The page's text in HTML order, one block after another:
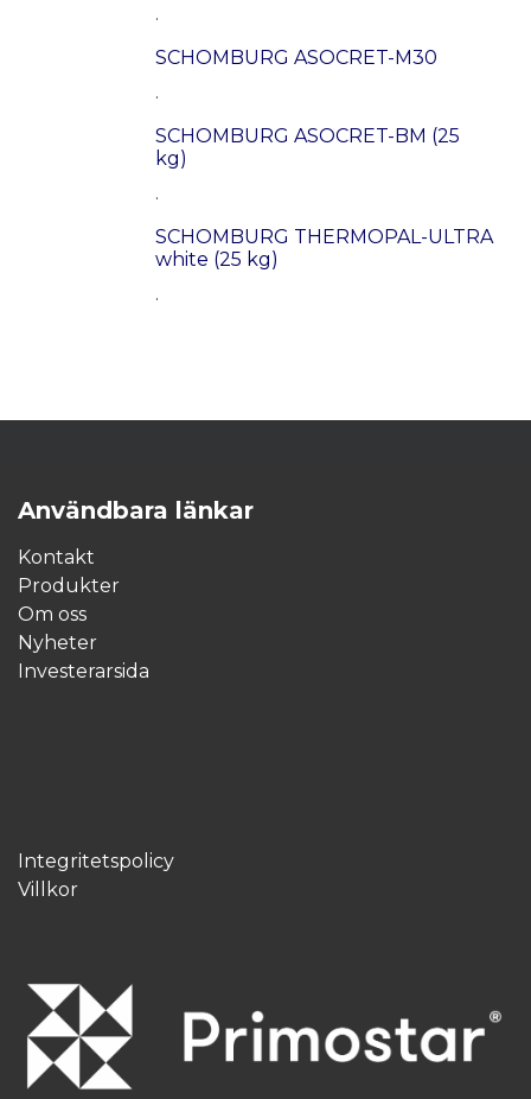
.
SCHOMBURG ASOCRET-M30
.
SCHOMBURG ASOCRET-BM (25
kg)
.
SCHOMBURG THERMOPAL-ULTRA
white (25 kg)
.
Användbara länkar
Kontakt
Produkter
Om oss
Nyheter
Investerarsida
Integritetspolicy
Villkor